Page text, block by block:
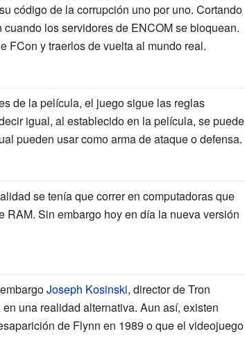
código de la corrupción uno por uno. Cortando
los servidores de ENCOM se bloquean.
FCon y traerlos de vuelta al mundo real.
de la película, el juego sigue las reglas
igual, al establecido en la película, se puede
pueden usar como arma de ataque o defensa.
se tenía que correr en computadoras que
RAM. Sin embargo hoy en día la nueva versión
Joseph Kosinski, director de Tron
una realidad alternativa. Aun así, existen
de Flynn en 1989 o que el videojuego